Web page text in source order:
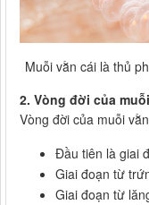
Muỗi vằn cái là thủ
2. Vòng đời của
Vòng đời của muỗi
Đầu tiên là giai
Giai đoạn từ
Giai đoạn từ